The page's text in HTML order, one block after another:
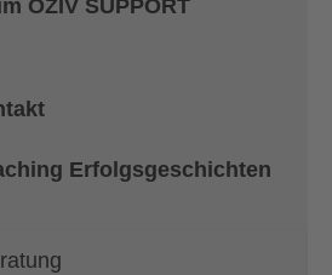
ÖZIV SUPPORT
Erfolgsgeschichten